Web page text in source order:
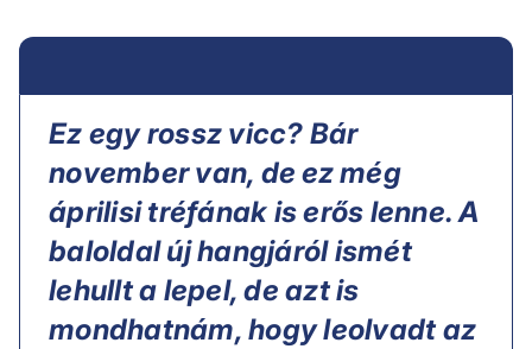
Ez egy rossz vicc? Bár
november van, de ez még
áprilisi tréfának is erős lenne. A
baloldal új hangjáról ismét
lehullt a lepel, de azt is
mondhatnám, hogy leolvadt az